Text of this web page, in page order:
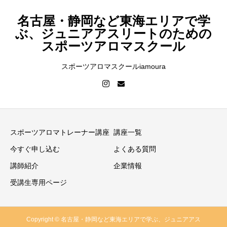
名古屋・静岡など東海エリアで学
ぶ、ジュニアアスリートのための
スポーツアロマスクール
スポーツアロマスクールiamoura
スポーツアロマトレーナー講座 講座一覧
今すぐ申し込む よくある質問
講師紹介 企業情報
受講生専用ページ
Copyright © 名古屋・静岡など東海エリアで学ぶ、ジュニアアス